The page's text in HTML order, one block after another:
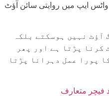
ایپ میں روایتی سائن آؤٹ
آؤٹ نہیں ہوسکتے بلکہ
کرنا پڑتا ہے اور پھر
پورا عمل دہرانا پڑتا
فیچر متعارف